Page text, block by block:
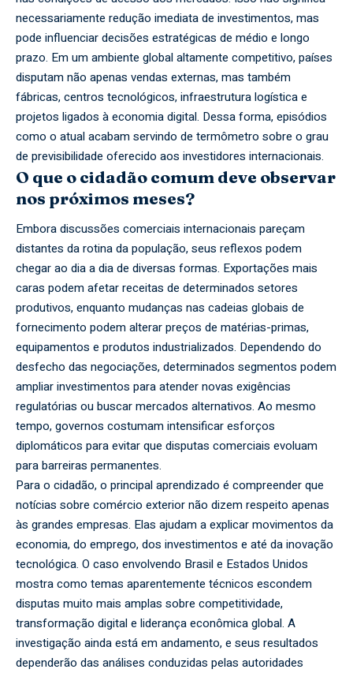
necessariamente redução imediata de investimentos, mas
pode influenciar decisões estratégicas de médio e longo
prazo. Em um ambiente global altamente competitivo, países
disputam não apenas vendas externas, mas também
fábricas, centros tecnológicos, infraestrutura logística e
projetos ligados à economia digital. Dessa forma, episódios
como o atual acabam servindo de termômetro sobre o grau
de previsibilidade oferecido aos investidores internacionais.
O que o cidadão comum deve observar
nos próximos meses?
Embora discussões comerciais internacionais pareçam
distantes da rotina da população, seus reflexos podem
chegar ao dia a dia de diversas formas. Exportações mais
caras podem afetar receitas de determinados setores
produtivos, enquanto mudanças nas cadeias globais de
fornecimento podem alterar preços de matérias-primas,
equipamentos e produtos industrializados. Dependendo do
desfecho das negociações, determinados segmentos podem
ampliar investimentos para atender novas exigências
regulatórias ou buscar mercados alternativos. Ao mesmo
tempo, governos costumam intensificar esforços
diplomáticos para evitar que disputas comerciais evoluam
para barreiras permanentes.
Para o cidadão, o principal aprendizado é compreender que
notícias sobre comércio exterior não dizem respeito apenas
às grandes empresas. Elas ajudam a explicar movimentos da
economia, do emprego, dos investimentos e até da inovação
tecnológica. O caso envolvendo Brasil e Estados Unidos
mostra como temas aparentemente técnicos escondem
disputas muito mais amplas sobre competitividade,
transformação digital e liderança econômica global. A
investigação ainda está em andamento, e seus resultados
dependerão das análises conduzidas pelas autoridades